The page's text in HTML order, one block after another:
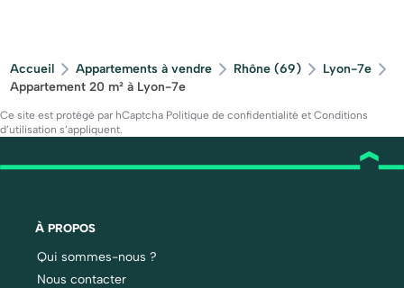
Accueil Appartements à vendre Rhône (69)
Lyon-7e
Appartement 20 m² à Lyon-7e
Ce site est protégé par hCaptcha Politique de confidentialité et Conditions
d’utilisation s’appliquent.
À PROPOS
Qui sommes-nous ?
Nous contacter